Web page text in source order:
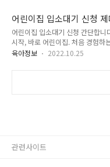
원가입 우선 어린이집 보육료결제
입을 해야 합니다. 회원..
방법 등에 대해서 총정리하여 알
통해 보육료 지원 서비스에 대해
다. 어린이집 보육료 신청 대상 알
은 대한민국 국적과 주민등록번호
린이집을 이용하는 만 0~5세 아동
어린이집 입소대기 신청
어린이집 입소대기 신청 간단합니
시작, 바로 어린이집. 처음 경험하
어플을 통한 어린이집 입소대기 신
어린이집 입소대기 신청 기간이
육아정보 2022.10.25
관련사이트